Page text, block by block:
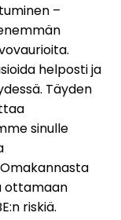
–
helposti ja
Täyden
sinulle
ottamaan
riskiä.